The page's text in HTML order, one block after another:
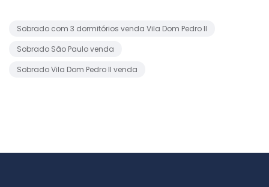
Sobrado com 3 dormitórios venda Vila Dom Pedro II
Sobrado São Paulo venda
Sobrado Vila Dom Pedro II venda